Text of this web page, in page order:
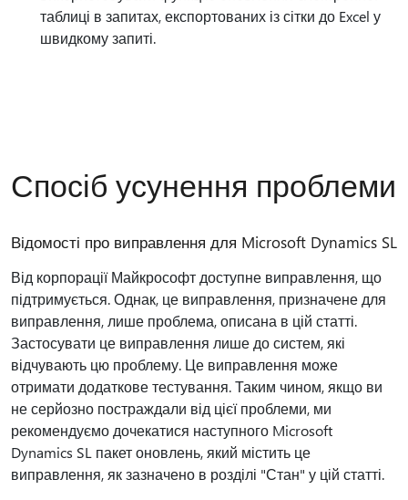
таблиці в запитах, експортованих із сітки до Excel у
швидкому запиті.
Спосіб усунення проблеми
Відомості про виправлення для Microsoft Dynamics SL
Від корпорації Майкрософт доступне виправлення, що
підтримується. Однак, це виправлення, призначене для
виправлення, лише проблема, описана в цій статті.
Застосувати це виправлення лише до систем, які
відчувають цю проблему. Це виправлення може
отримати додаткове тестування. Таким чином, якщо ви
не серйозно постраждали від цієї проблеми, ми
рекомендуємо дочекатися наступного Microsoft
Dynamics SL пакет оновлень, який містить це
виправлення, як зазначено в розділі "Стан" у цій статті.